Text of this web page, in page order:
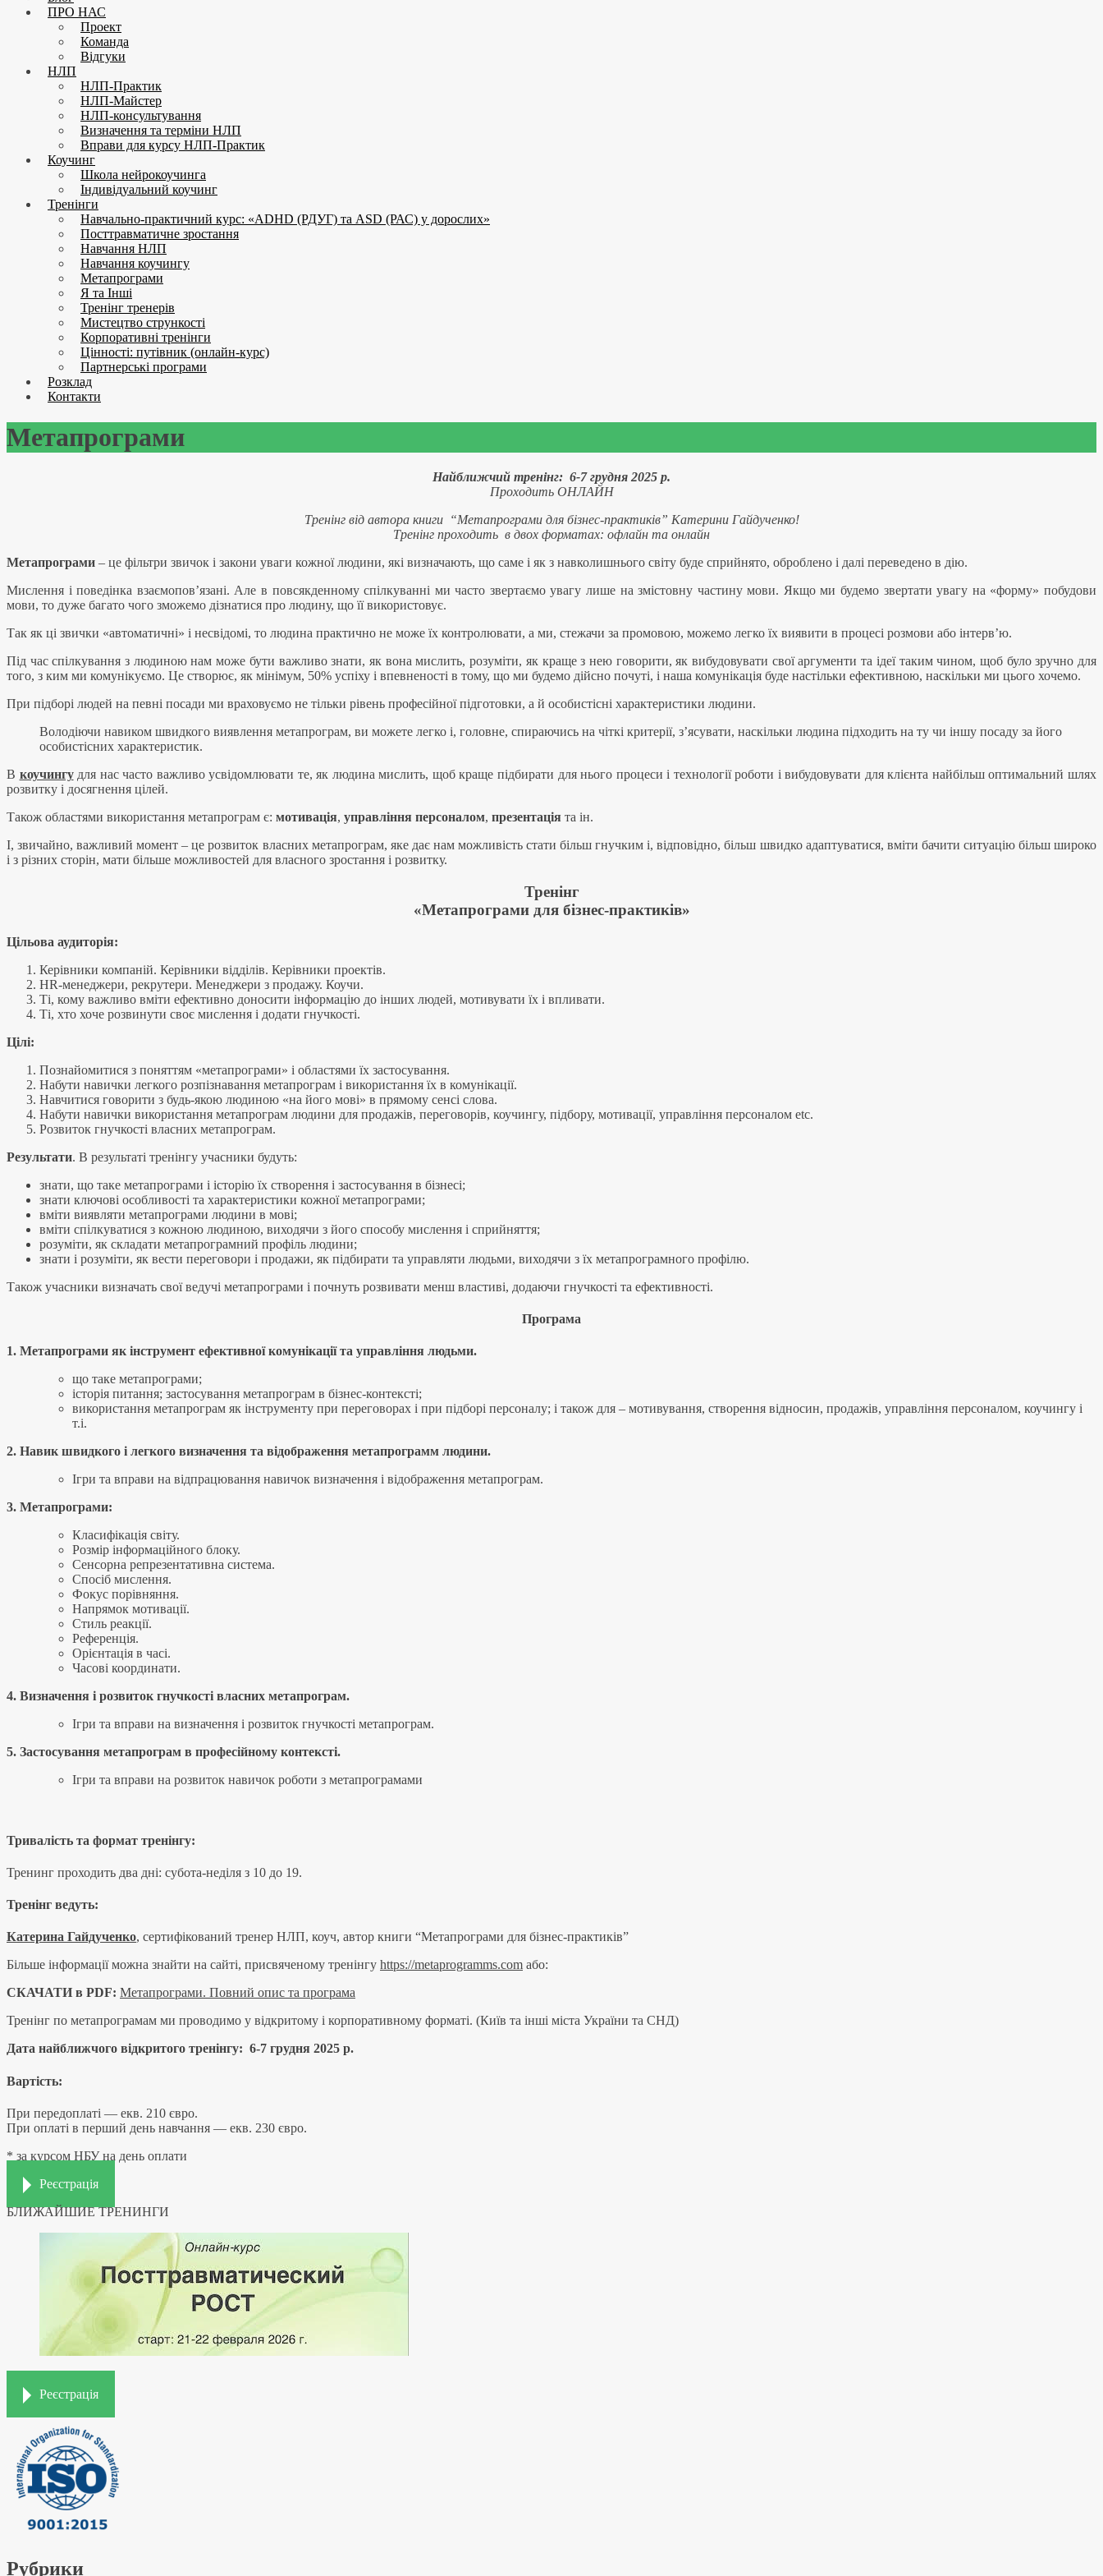
ПРО НАС
Проект
Команда
Відгуки
НЛП
НЛП-Практик
НЛП-Майстер
НЛП-консультування
Визначення та терміни НЛП
Вправи для курсу НЛП-Практик
Коучинг
Школа нейрокоучинга
Індивідуальний коучинг
Тренінги
Навчально-практичний курс: «ADHD (РДУГ) та ASD (РАС) у дорослих»
Посттравматичне зростання
Навчання НЛП
Навчання коучингу
Метапрограми
Я та Інші
Тренінг тренерів
Мистецтво стрункості
Корпоративні тренінги
Цінності: путівник (онлайн-курс)
Партнерські програми
Розклад
Контакти
Метапрограми
Найближчий тренінг: 6-7 грудня 2025 р.
Проходить ОНЛАЙН
Тренінг від автора книги “Метапрограми для бізнес-практиків” Катерини Гайдученко!
Тренінг проходить в двох форматах: офлайн та онлайн
Метапрограми – це фільтри звичок і закони уваги кожної людини, які визначають, що саме і як з навколишнього світу буде сприйнято, оброблено і далі переведено в дію.
Мислення і поведінка взаємопов’язані. Але в повсякденному спілкуванні ми часто звертаємо увагу лише на змістовну частину мови. Якщо ми будемо звертати увагу на «форму» побудови
мови, то дуже багато чого зможемо дізнатися про людину, що її використовує.
Так як ці звички «автоматичні» і несвідомі, то людина практично не може їх контролювати, а ми, стежачи за промовою, можемо легко їх виявити в процесі розмови або інтерв’ю.
Під час спілкування з людиною нам може бути важливо знати, як вона мислить, розуміти, як краще з нею говорити, як вибудовувати свої аргументи та ідеї таким чином, щоб було зручно для
того, з ким ми комунікуємо. Це створює, як мінімум, 50% успіху і впевненості в тому, що ми будемо дійсно почуті, і наша комунікація буде настільки ефективною, наскільки ми цього хочемо.
При підборі людей на певні посади ми враховуємо не тільки рівень професійної підготовки, а й особистісні характеристики людини.
Володіючи навиком швидкого виявлення метапрограм, ви можете легко і, головне, спираючись на чіткі критерії, з’ясувати, наскільки людина підходить на ту чи іншу посаду за його
особистісних характеристик.
В коучингу для нас часто важливо усвідомлювати те, як людина мислить, щоб краще підбирати для нього процеси і технології роботи і вибудовувати для клієнта найбільш оптимальний шлях
розвитку і досягнення цілей.
Також областями використання метапрограм є: мотивація, управління персоналом, презентація та ін.
І, звичайно, важливий момент – це розвиток власних метапрограм, яке дає нам можливість стати більш гнучким і, відповідно, більш швидко адаптуватися, вміти бачити ситуацію більш широко
і з різних сторін, мати більше можливостей для власного зростання і розвитку.
Тренінг
«Метапрограми для бізнес-практиків»
Цільова аудиторія:
Керівники компаній. Керівники відділів. Керівники проектів.
HR-менеджери, рекрутери. Менеджери з продажу. Коучи.
Ті, кому важливо вміти ефективно доносити інформацію до інших людей, мотивувати їх і впливати.
Ті, хто хоче розвинути своє мислення і додати гнучкості.
Цілі:
Познайомитися з поняттям «метапрограми» і областями їх застосування.
Набути навички легкого розпізнавання метапрограм і використання їх в комунікації.
Навчитися говорити з будь-якою людиною «на його мові» в прямому сенсі слова.
Набути навички використання метапрограм людини для продажів, переговорів, коучингу, підбору, мотивації, управління персоналом etc.
Розвиток гнучкості власних метапрограм.
Результати. В результаті тренінгу учасники будуть:
знати, що таке метапрограми і історію їх створення і застосування в бізнесі;
знати ключові особливості та характеристики кожної метапрограми;
вміти виявляти метапрограми людини в мові;
вміти спілкуватися з кожною людиною, виходячи з його способу мислення і сприйняття;
розуміти, як складати метапрограмний профіль людини;
знати і розуміти, як вести переговори і продажи, як підбирати та управляти людьми, виходячи з їх метапрограмного профілю.
Також учасники визначать свої ведучі метапрограми і почнуть розвивати менш властиві, додаючи гнучкості та ефективності.
Програма
1. Метапрограми як інструмент ефективної комунікації та управління людьми.
що таке метапрограми;
історія питання; застосування метапрограм в бізнес-контексті;
використання метапрограм як інструменту при переговорах і при підборі персоналу; і також для – мотивування, створення відносин, продажів, управління персоналом, коучингу і
т.і.
2. Навик швидкого і легкого визначення та відображення метапрограмм людини.
Ігри та вправи на відпрацювання навичок визначення і відображення метапрограм.
3. Метапрограми:
Класифікація світу.
Розмір інформаційного блоку.
Сенсорна репрезентативна система.
Спосіб мислення.
Фокус порівняння.
Напрямок мотивації.
Стиль реакції.
Референція.
Орієнтація в часі.
Часові координати.
4. Визначення і розвиток гнучкості власних метапрограм.
Ігри та вправи на визначення і розвиток гнучкості метапрограм.
5. Застосування метапрограм в професійному контексті.
Ігри та вправи на розвиток навичок роботи з метапрограмами
Тривалість та формат тренінгу:
Тренинг проходить два дні: субота-неділя з 10 до 19.
Тренінг ведуть:
Катерина Гайдученко, сертифікований тренер НЛП, коуч, автор книги “Метапрограми для бізнес-практиків”
Більше інформації можна знайти на сайті, присвяченому тренінгу https://metaprogramms.com або:
СКАЧАТИ в PDF: Метапрограми. Повний опис та програма
Тренінг по метапрограмам ми проводимо у відкритому і корпоративному форматі. (Київ та інші міста України та СНД)
Дата найближчого відкритого тренінгу: 6-7 грудня 2025 р.
Вартість:
При передоплаті — екв. 210 євро.
При оплаті в перший день навчання — екв. 230 євро.
* за курсом НБУ на день оплати
Реєстрація
БЛИЖАЙШИЕ ТРЕНИНГИ
Реєстрація
Рубрики